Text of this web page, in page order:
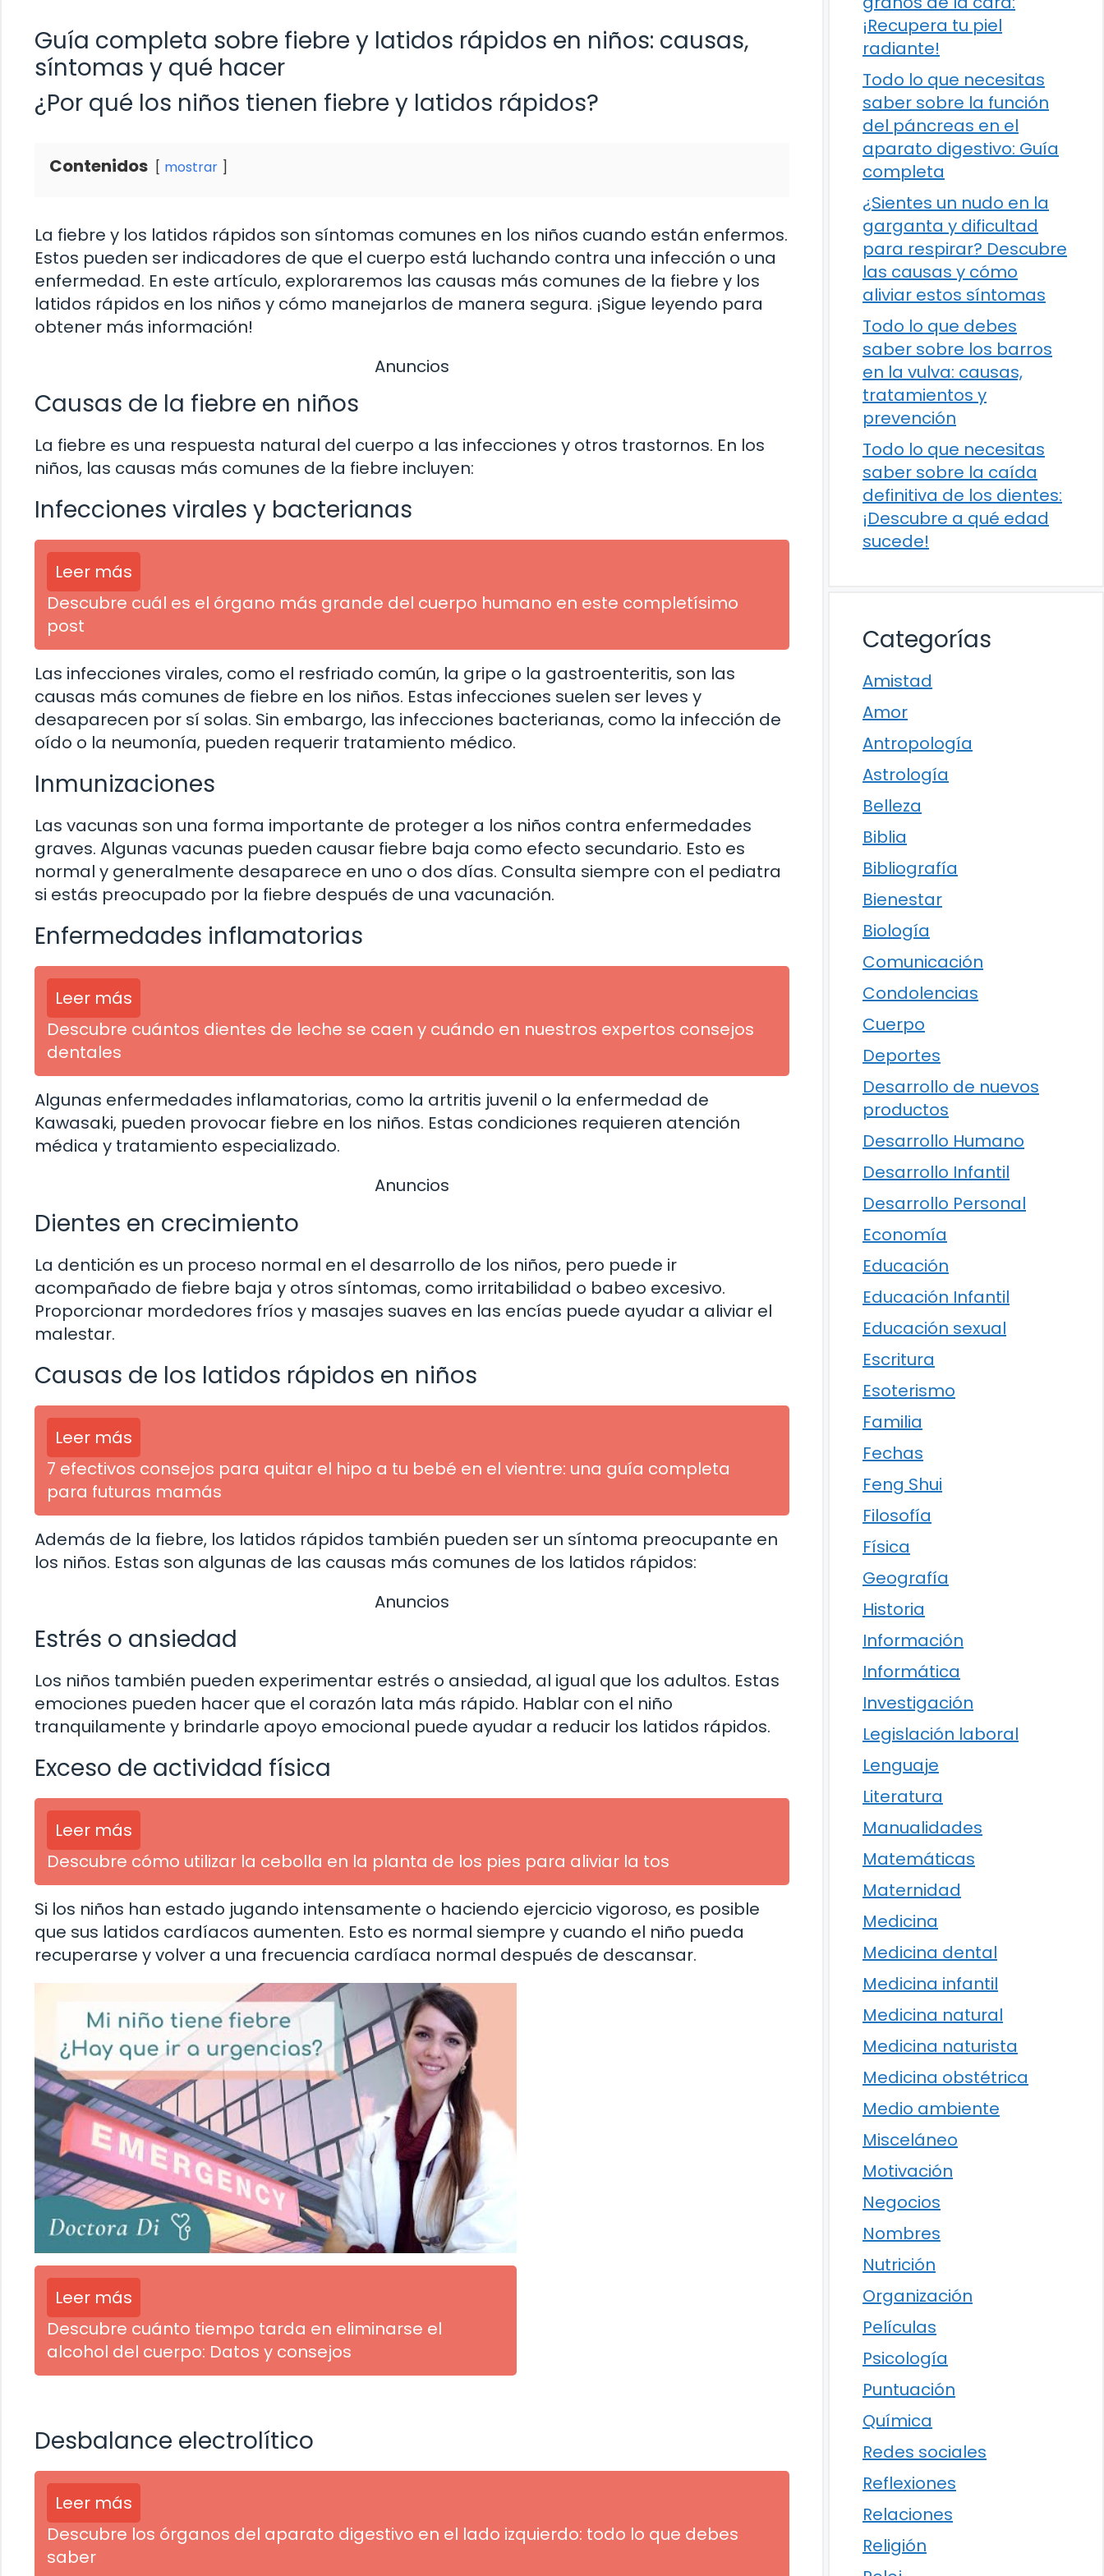
Guía completa sobre fiebre y latidos rápidos en niños: causas,
síntomas y qué hacer
¿Por qué los niños tienen fiebre y latidos rápidos?
Contenidos mostrar
La fiebre y los latidos rápidos son síntomas comunes en los niños cuando están enfermos.
Estos pueden ser indicadores de que el cuerpo está luchando contra una infección o una
enfermedad. En este artículo, exploraremos las causas más comunes de la fiebre y los
latidos rápidos en los niños y cómo manejarlos de manera segura. ¡Sigue leyendo para
obtener más información!
Anuncios
Causas de la fiebre en niños
La fiebre es una respuesta natural del cuerpo a las infecciones y otros trastornos. En los
niños, las causas más comunes de la fiebre incluyen:
Infecciones virales y bacterianas
Leer más
Descubre cuál es el órgano más grande del cuerpo humano en este completísimo
post
Las infecciones virales, como el resfriado común, la gripe o la gastroenteritis, son las
causas más comunes de fiebre en los niños. Estas infecciones suelen ser leves y
desaparecen por sí solas. Sin embargo, las infecciones bacterianas, como la infección de
oído o la neumonía, pueden requerir tratamiento médico.
Inmunizaciones
Las vacunas son una forma importante de proteger a los niños contra enfermedades
graves. Algunas vacunas pueden causar fiebre baja como efecto secundario. Esto es
normal y generalmente desaparece en uno o dos días. Consulta siempre con el pediatra
si estás preocupado por la fiebre después de una vacunación.
Enfermedades inflamatorias
Leer más
Descubre cuántos dientes de leche se caen y cuándo en nuestros expertos consejos
dentales
Algunas enfermedades inflamatorias, como la artritis juvenil o la enfermedad de
Kawasaki, pueden provocar fiebre en los niños. Estas condiciones requieren atención
médica y tratamiento especializado.
Anuncios
Dientes en crecimiento
La dentición es un proceso normal en el desarrollo de los niños, pero puede ir
acompañado de fiebre baja y otros síntomas, como irritabilidad o babeo excesivo.
Proporcionar mordedores fríos y masajes suaves en las encías puede ayudar a aliviar el
malestar.
Causas de los latidos rápidos en niños
Leer más
7 efectivos consejos para quitar el hipo a tu bebé en el vientre: una guía completa
para futuras mamás
Además de la fiebre, los latidos rápidos también pueden ser un síntoma preocupante en
los niños. Estas son algunas de las causas más comunes de los latidos rápidos:
Anuncios
Estrés o ansiedad
Los niños también pueden experimentar estrés o ansiedad, al igual que los adultos. Estas
emociones pueden hacer que el corazón lata más rápido. Hablar con el niño
tranquilamente y brindarle apoyo emocional puede ayudar a reducir los latidos rápidos.
Exceso de actividad física
Leer más
Descubre cómo utilizar la cebolla en la planta de los pies para aliviar la tos
Si los niños han estado jugando intensamente o haciendo ejercicio vigoroso, es posible
que sus latidos cardíacos aumenten. Esto es normal siempre y cuando el niño pueda
recuperarse y volver a una frecuencia cardíaca normal después de descansar.
Leer más
Descubre cuánto tiempo tarda en eliminarse el
alcohol del cuerpo: Datos y consejos
Desbalance electrolítico
Leer más
Descubre los órganos del aparato digestivo en el lado izquierdo: todo lo que debes
saber
¡Recupera tu piel
radiante!
Todo lo que necesitas
saber sobre la función
del páncreas en el
aparato digestivo: Guía
completa
¿Sientes un nudo en la
garganta y dificultad
para respirar? Descubre
las causas y cómo
aliviar estos síntomas
Todo lo que debes
saber sobre los barros
en la vulva: causas,
tratamientos y
prevención
Todo lo que necesitas
saber sobre la caída
definitiva de los dientes:
¡Descubre a qué edad
sucede!
Categorías
Amistad
Amor
Antropología
Astrología
Belleza
Biblia
Bibliografía
Bienestar
Biología
Comunicación
Condolencias
Cuerpo
Deportes
Desarrollo de nuevos
productos
Desarrollo Humano
Desarrollo Infantil
Desarrollo Personal
Economía
Educación
Educación Infantil
Educación sexual
Escritura
Esoterismo
Familia
Fechas
Feng Shui
Filosofía
Física
Geografía
Historia
Información
Informática
Investigación
Legislación laboral
Lenguaje
Literatura
Manualidades
Matemáticas
Maternidad
Medicina
Medicina dental
Medicina infantil
Medicina natural
Medicina naturista
Medicina obstétrica
Medio ambiente
Misceláneo
Motivación
Negocios
Nombres
Nutrición
Organización
Películas
Psicología
Puntuación
Química
Redes sociales
Reflexiones
Relaciones
Religión